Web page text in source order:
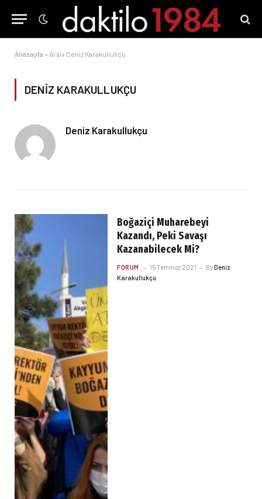
Anasayfa » Arşiv Deniz Karakullukçu
DENIZ KARAKULLUKÇU
Deniz Karakullukçu
Boğaziçi Muharebeyi
Kazandı, Peki Savaşı
Kazanabilecek Mi?
FORUM 15 Temmuz 2021 ByDeniz
Karakullukçu